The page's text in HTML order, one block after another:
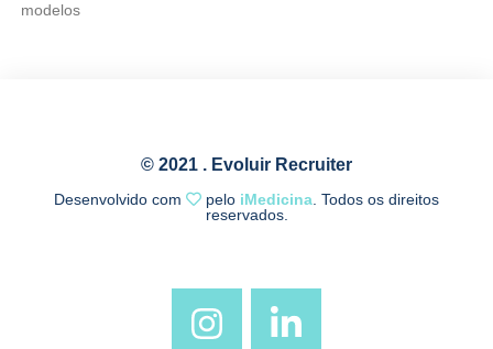
modelos
© 2021 . Evoluir Recruiter
Desenvolvido com pelo iMedicina . Todos os direitos
reservados.